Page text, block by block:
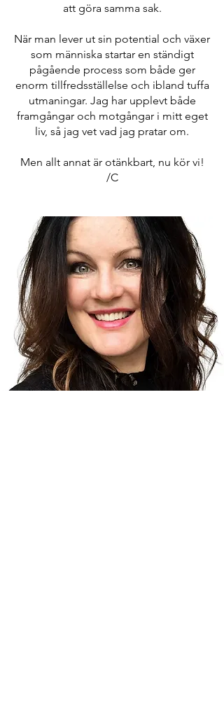
att göra samma sak.
När man lever ut sin potential och växer
som människa startar en ständigt
pågående process som både ger
enorm tillfredsställelse och ibland tuffa
utmaningar. Jag har upplevt både
framgångar och motgångar i mitt eget
liv, så jag vet vad jag pratar om.
Men allt annat är otänkbart, nu kör vi!
/C